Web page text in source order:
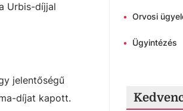
Urbis-díjjal
jelentőségű
díjat kapott.
• Orvosi
• Ügyintézés